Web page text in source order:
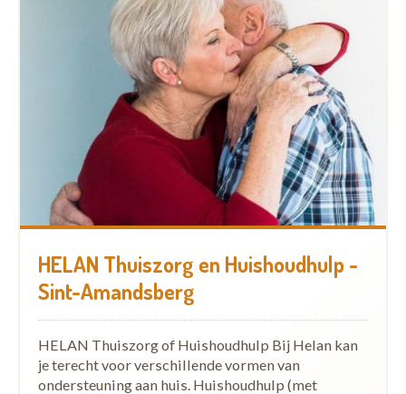
HELAN Thuiszorg en Huishoudhulp -
Sint-Amandsberg
HELAN Thuiszorg of Huishoudhulp Bij Helan kan
je terecht voor verschillende vormen van
ondersteuning aan huis. Huishoudhulp (met